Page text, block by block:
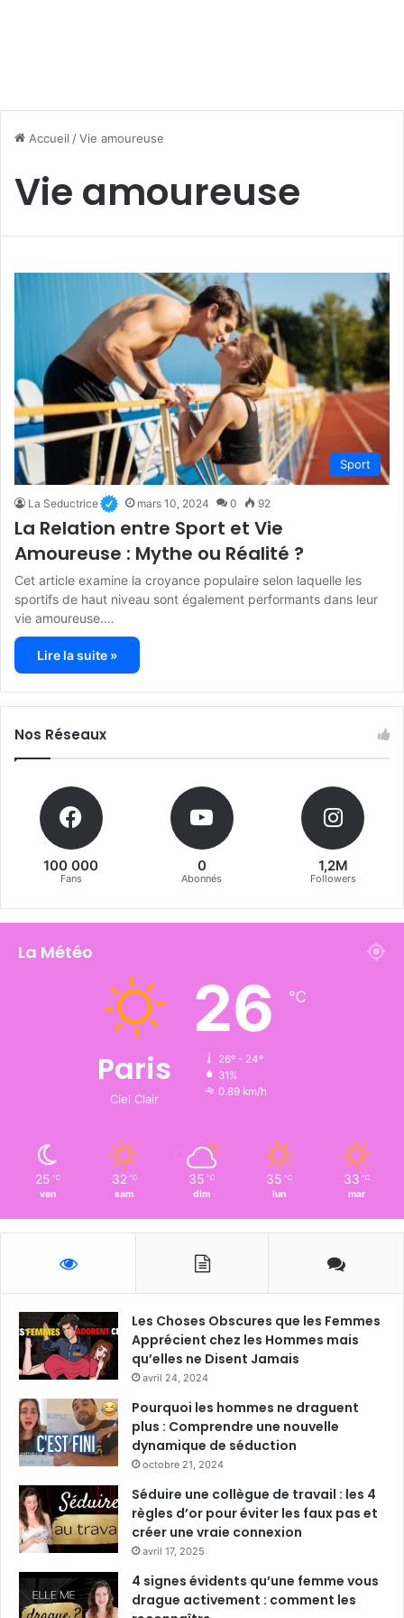
Accueil /Vie amoureuse
Vie amoureuse
Sport
La Seductrice mars 10, 2024 0 92
La Relation entre Sport et Vie
Amoureuse : Mythe ou Réalité ?
Cet article examine la croyance populaire selon laquelle les
sportifs de haut niveau sont également performants dans leur
vie amoureuse.…
Lire la suite »
Nos Réseaux
100 000
Fans
0
Abonnés
1,2M
Followers
La Météo
Paris
Ciel Clair
26 ℃
26º - 24º
31%
0.89 km/h
25 ℃
ven
32 ℃
sam
35 ℃
dim
35 ℃
lun
33 ℃
mar
Les Choses Obscures que les Femmes
Apprécient chez les Hommes mais
qu’elles ne Disent Jamais
avril 24, 2024
Pourquoi les hommes ne draguent
plus : Comprendre une nouvelle
dynamique de séduction
octobre 21, 2024
Séduire une collègue de travail : les 4
règles d’or pour éviter les faux pas et
créer une vraie connexion
avril 17, 2025
4 signes évidents qu’une femme vous
drague activement : comment les